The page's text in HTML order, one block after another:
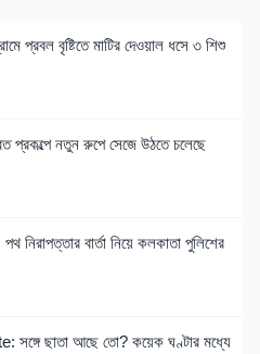
প্রবল বৃষ্টিতে মাটির দেওয়াল ধসে ৩ শিশু
নতুন রুপে সেজে উঠতে চলেছে
বার্তা নিয়ে কলকাতা পুলিশের
ছাতা আছে তো? কয়েক ঘণ্টার মধ্যে